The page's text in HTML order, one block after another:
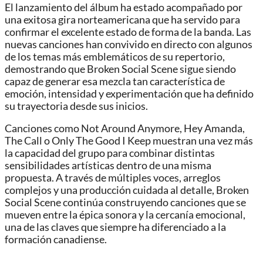
El lanzamiento del álbum ha estado acompañado por
una exitosa gira norteamericana que ha servido para
confirmar el excelente estado de forma de la banda. Las
nuevas canciones han convivido en directo con algunos
de los temas más emblemáticos de su repertorio,
demostrando que Broken Social Scene sigue siendo
capaz de generar esa mezcla tan característica de
emoción, intensidad y experimentación que ha definido
su trayectoria desde sus inicios.
Canciones como Not Around Anymore, Hey Amanda,
The Call o Only The Good I Keep muestran una vez más
la capacidad del grupo para combinar distintas
sensibilidades artísticas dentro de una misma
propuesta. A través de múltiples voces, arreglos
complejos y una producción cuidada al detalle, Broken
Social Scene continúa construyendo canciones que se
mueven entre la épica sonora y la cercanía emocional,
una de las claves que siempre ha diferenciado a la
formación canadiense.